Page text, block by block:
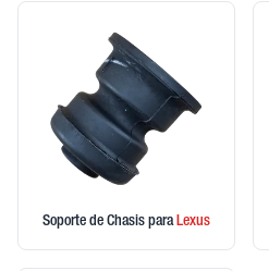
Soporte de Chasis paraLexus